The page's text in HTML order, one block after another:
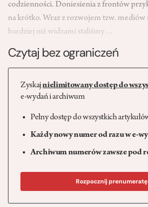
codzienności. Doniesienia z frontów
na krótko. Wraz z rozwojem tzw. mediów
bardziej niż widzami staliśmy…
Czytaj bez ograniczeń
Zyskajnielimitowany dostęp do
e-wydań i archiwum
Pełny dostęp do wszystkich
Każdy nowy numer od razu w e-
Archiwum numerów zawsze pod
Rozpocznij prenumeratę